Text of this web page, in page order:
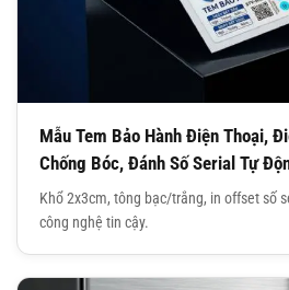
Mẫu Tem Bảo Hành Điện Thoại,
Chống Bóc, Đánh Số Serial Tự
Khổ 2x3cm, tông bạc/trắng, in offset số
công nghệ tin cậy.